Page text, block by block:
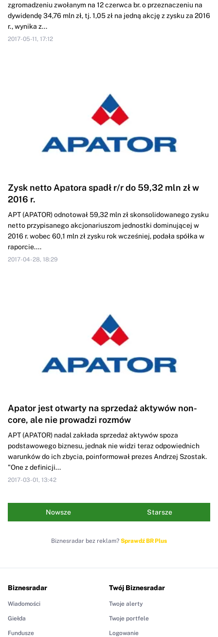
zgromadzeniu zwołanym na 12 czerwca br. o przeznaczeniu na
dywidendę 34,76 mln zł, tj. 1,05 zł na jedną akcję z zysku za 2016
r., wynika z...
2017-05-11, 17:12
Zysk netto Apatora spadł r/r do 59,32 mln zł w
2016 r.
APT (APATOR) odnotował 59,32 mln zł skonsolidowanego zysku
netto przypisanego akcjonariuszom jednostki dominującej w
2016 r. wobec 60,1 mln zł zysku rok wcześniej, podała spółka w
raporcie....
2017-04-28, 18:29
Apator jest otwarty na sprzedaż aktywów non-
core, ale nie prowadzi rozmów
APT (APATOR) nadal zakłada sprzedaż aktywów spoza
podstawowego biznesu, jednak nie widzi teraz odpowiednich
warunków do ich zbycia, poinformował prezes Andrzej Szostak.
"One z definicji...
2017-03-01, 13:42
Nowsze Starsze
Biznesradar bez reklam? Sprawdź BR Plus
Biznesradar
Wiadomości
Giełda
Fundusze
Twój Biznesradar
Twoje alerty
Twoje portfele
Logowanie